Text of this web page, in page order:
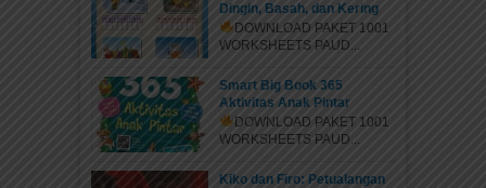
Dingin, Basah, dan Kering
DOWNLOAD PAKET 1001
WORKSHEETS PAUD...
Smart Big Book 365
Aktivitas Anak Pintar
DOWNLOAD PAKET 1001
WORKSHEETS PAUD...
Kiko dan Firo: Petualangan